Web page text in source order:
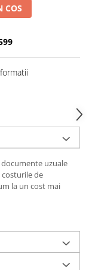
COS
uzuale
de
la un cost mai